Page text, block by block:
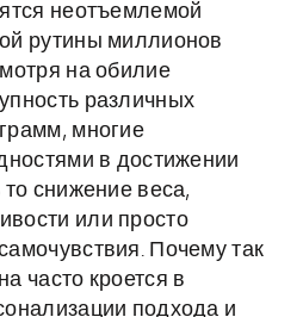
неотъемлемой
рутины миллионов
на обилие
различных
многие
в достижении
снижение веса,
или просто
Почему так
часто кроется в
подхода и